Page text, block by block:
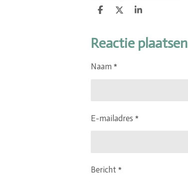
D
e
n
D
l
S
r
e
Reactie plaatsen
Naam *
E-mailadres *
Bericht *